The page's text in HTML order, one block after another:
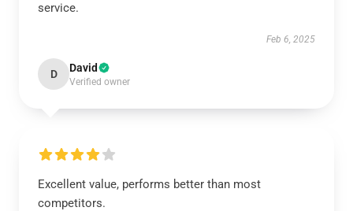
service.
Feb 6, 2025
D David
Verified owner
Excellent value, performs better than most
competitors.